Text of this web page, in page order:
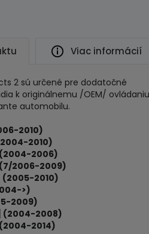
Viac informácií
2 sú určené pre dodatočné
k originálnemu /OEM/ ovládaniu
automobilu.
2010)
2010)
(2004-2006)
(7/2006-2009)
(2005-2010)
>)
2009)
(2004-2008)
2014)